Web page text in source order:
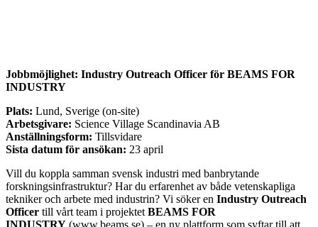
Jobbmöjlighet: Industry Outreach Officer för BEAMS FOR
INDUSTRY
Plats: Lund, Sverige (on-site)
Arbetsgivare: Science Village Scandinavia AB
Anställningsform: Tillsvidare
Sista datum för ansökan: 23 april
Vill du koppla samman svensk industri med banbrytande
forskningsinfrastruktur? Har du erfarenhet av både vetenskapliga
tekniker och arbete med industrin? Vi söker en Industry Outreach
Officer till vårt team i projektet BEAMS FOR
INDUSTRY (www.beams.se) – en ny plattform som syftar till att